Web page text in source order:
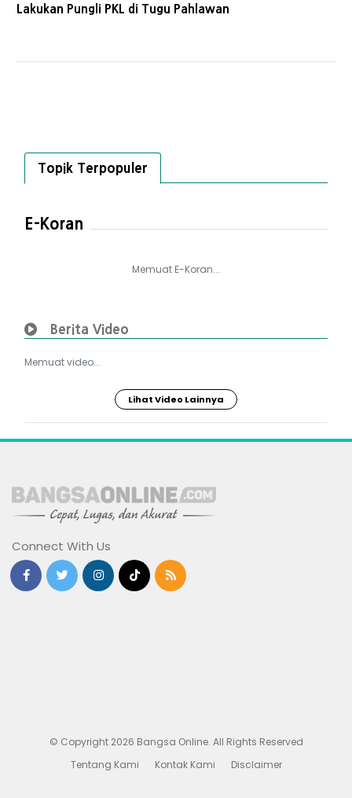
Lakukan Pungli PKL di Tugu Pahlawan
Topik Terpopuler
E-Koran
Memuat E-Koran...
Berita Video
Memuat video...
Lihat Video Lainnya
Connect With Us
© Copyright 2026 Bangsa Online. All Rights Reserved
Tentang Kami
Kontak Kami Disclaimer